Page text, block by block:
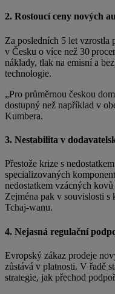
2. Rostoucí ceny nových
Za posledních 5 let vzrostla
v Česku o více než 30
náklady, tlak na emisní a
technologie.
„Pro průměrnou českou
dostupný než například v
Kumbera.
3. Nestabilita v
Přestože krize s
specializovaných
nedostatkem vzácných
Zejména pak v souvislosti
Tchaj-wanu.
4. Nejasná regulační
Evropský zákaz prodeje
zůstává v platnosti. V řadě
strategie, jak přechod